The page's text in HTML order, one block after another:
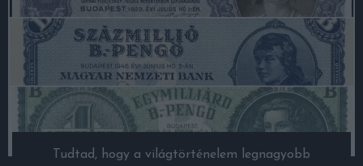
Tudtad, hogy a világtörténelem legnagyobb